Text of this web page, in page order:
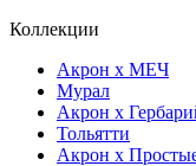
Коллекции
Акрон x МЕЧ
Мурал
Акрон x
Тольятти
Акрон x